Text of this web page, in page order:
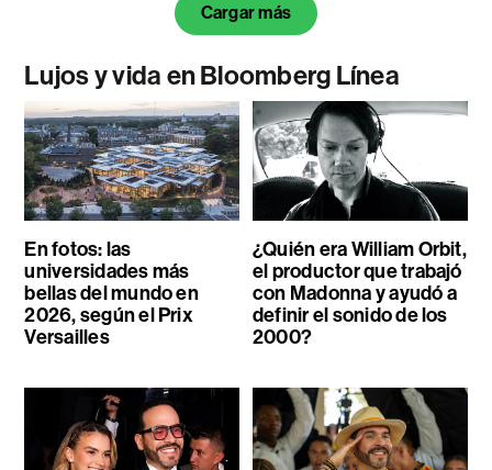
Cargar más
Lujos y vida en Bloomberg Línea
En fotos: las
universidades más
bellas del mundo en
2026, según el Prix
Versailles
¿Quién era William Orbit,
el productor que trabajó
con Madonna y ayudó a
definir el sonido de los
2000?